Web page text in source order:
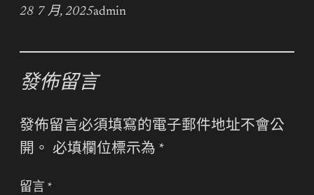
28 7 月, 2025admin
發佈留言
發佈留言必須填寫的電子郵件地址不會公
開。 必填欄位標示為 *
留言 *